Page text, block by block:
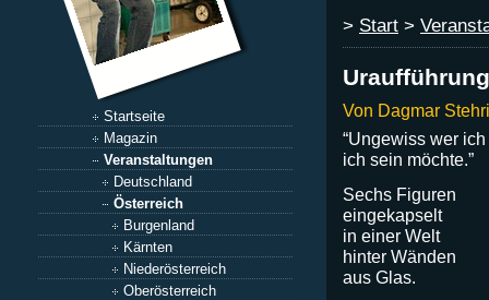
Startseite
Magazin
Veranstaltungen
Deutschland
Österreich
Burgenland
Kärnten
Niederösterreich
Oberösterreich
> Start >
Uraufführung
Von Dagmar
“Ungewiss wer
ich sein möchte.”
Sechs Figuren
eingekapselt
in einer Welt
hinter Wänden
aus Glas.